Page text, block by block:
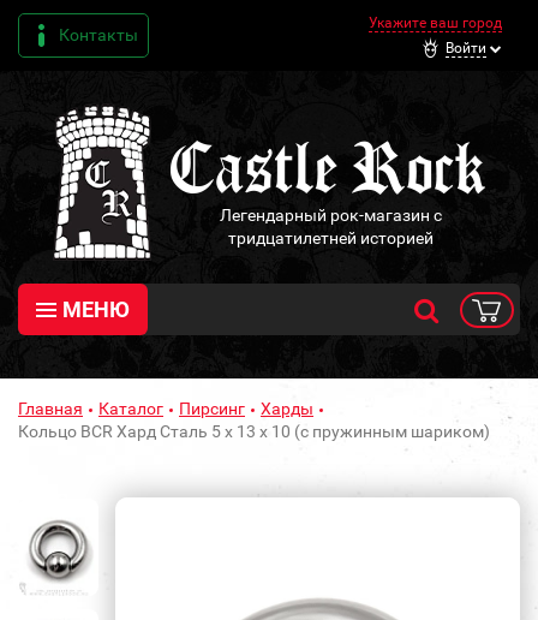
Контакты
Укажите ваш город
Войти
Легендарный рок-магазин с
тридцатилетней историей
МЕНЮ
Главная Каталог Пирсинг
Харды
Кольцо BCR Хард Сталь 5 х 13 х 10 (с пружинным шариком)